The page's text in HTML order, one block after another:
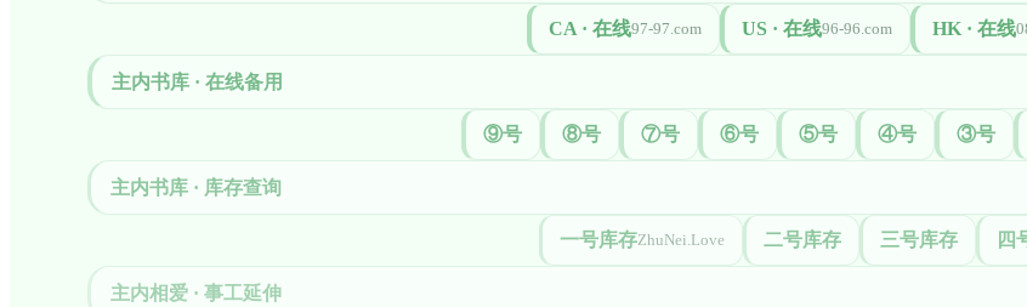
CA · 在线97-97.com US · 在线96-96.com HK · 在线
主内书库 · 在线备用
⑨号 ⑧号 ⑦号 ⑥号 ⑤号 ④号 ③号
主内书库 · 库存查询
一号库存ZhuNei.Love 二号库存 三号库存 四
主内相爱 · 事工延伸